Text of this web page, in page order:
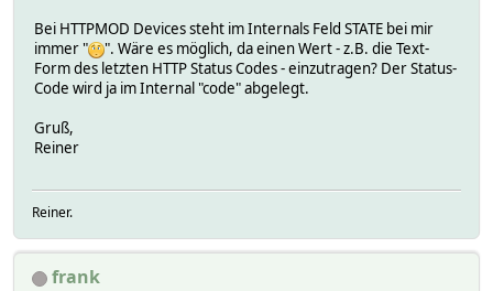
Bei HTTPMOD Devices steht im Internals Feld STATE bei mir
immer "
". Wäre es möglich, da einen Wert - z.B. die Text-
Form des letzten HTTP Status Codes - einzutragen? Der Status-
Code wird ja im Internal "code" abgelegt.
Gruß,
Reiner
Reiner.
frank